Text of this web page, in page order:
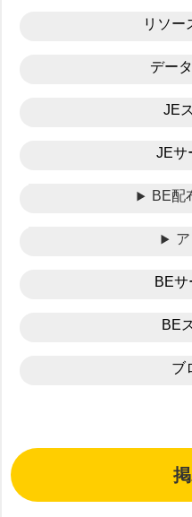
リソー
デー
JE
JEサ
BE配
BEサ
BE
ブ